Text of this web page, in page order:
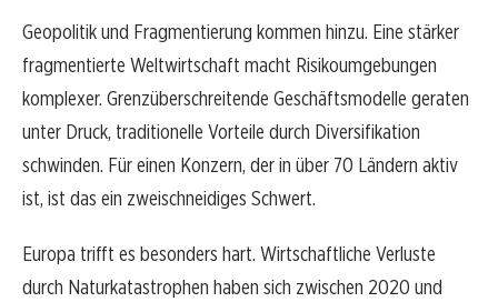
Geopolitik und Fragmentierung kommen hinzu. Eine stärker
fragmentierte Weltwirtschaft macht Risikoumgebungen
komplexer. Grenzüberschreitende Geschäftsmodelle geraten
unter Druck, traditionelle Vorteile durch Diversifikation
schwinden. Für einen Konzern, der in über 70 Ländern aktiv
ist, ist das ein zweischneidiges Schwert.
Europa trifft es besonders hart. Wirtschaftliche Verluste
durch Naturkatastrophen haben sich zwischen 2020 und